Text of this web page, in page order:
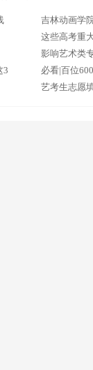
3
吉林动画学
这些高考重
影响艺术类
必看|百位
艺考生志愿